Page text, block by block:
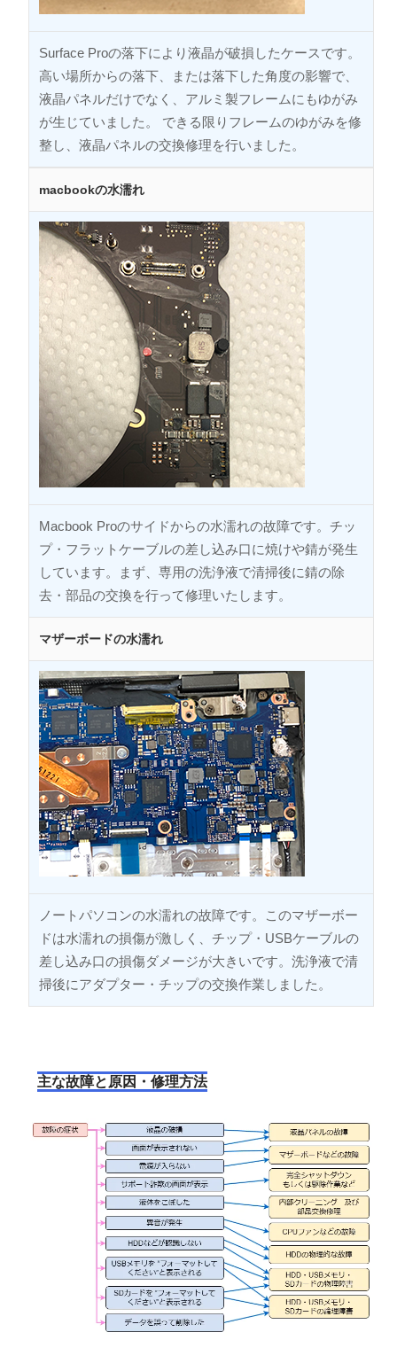
Surface Proの落下により液晶が破損したケースです。
高い場所からの落下、または落下した角度の影響で、
液晶パネルだけでなく、アルミ製フレームにもゆがみ
が生じていました。 できる限りフレームのゆがみを修
整し、液晶パネルの交換修理を行いました。
macbookの水濡れ
Macbook Proのサイドからの水濡れの故障です。チッ
プ・フラットケーブルの差し込み口に焼けや錆が発生
しています。まず、専用の洗浄液で清掃後に錆の除
去・部品の交換を行って修理いたします。
マザーボードの水濡れ
ノートパソコンの水濡れの故障です。このマザーボー
ドは水濡れの損傷が激しく、チップ・USBケーブルの
差し込み口の損傷ダメージが大きいです。洗浄液で清
掃後にアダプター・チップの交換作業しました。
主な故障と原因・修理方法